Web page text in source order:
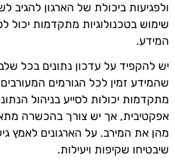
ולפגיעות ביכולת של הארגון להגיב
שימוש בטכנולוגיות מתקדמות יכול
המידע.
יש להקפיד על עדכון נתונים בכל
שהמידע זמין לכל הגורמים
מתקדמות יכולות לסייע בניהול
אפקטיבית, אך יש צורך בהכשרה
מהן את המירב. על הארגונים לאמץ
שיבטיחו שקיפות ויעילות.